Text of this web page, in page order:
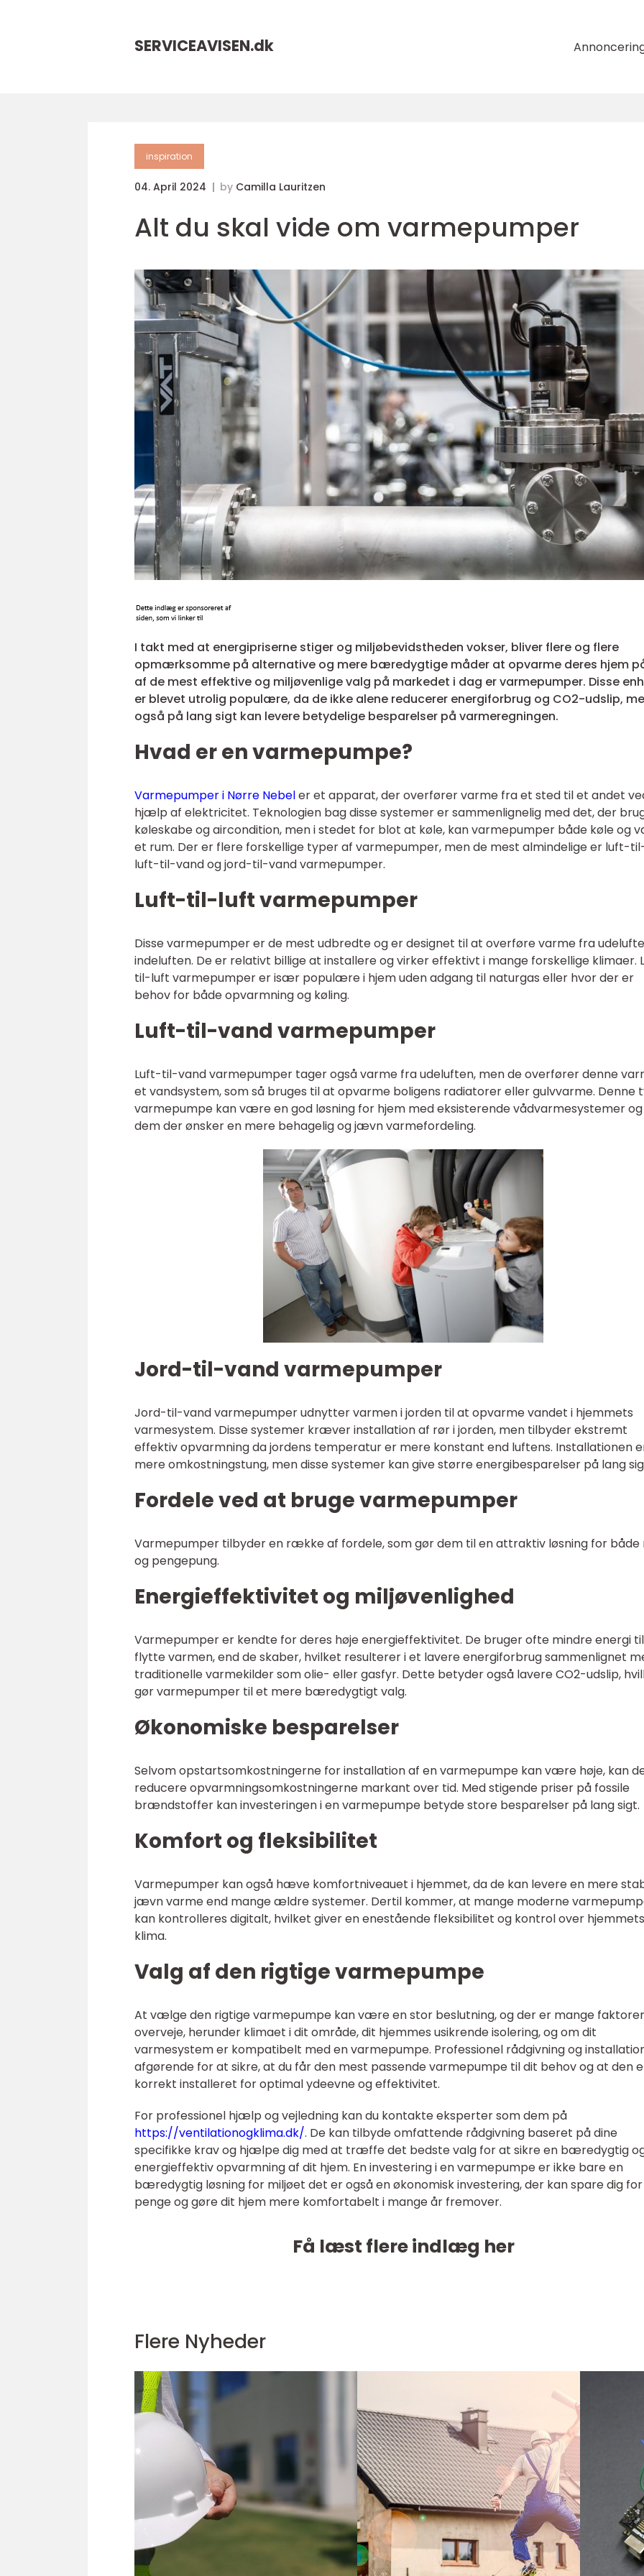
SERVICEAVISEN.dk
inspiration
04. April 2024 by Camilla Lauritzen
Alt du skal vide om varmepumper
I takt med at energipriserne stiger og miljøbevidstheden vokser, bliver flere og flere
opmærksomme på alternative og mere bæredygtige måder at opvarme deres hjem
af de mest effektive og miljøvenlige valg på markedet i dag er varmepumper. Disse
er blevet utrolig populære, da de ikke alene reducerer energiforbrug og CO2-udslip,
også på lang sigt kan levere betydelige besparelser på varmeregningen.
Hvad er en varmepumpe?
Varmepumper i Nørre Nebeler et apparat, der overfører varme fra et sted til et andet
hjælp af elektricitet. Teknologien bag disse systemer er sammenlignelig med det, der
køleskabe og aircondition, men i stedet for blot at køle, kan varmepumper både køle og
et rum. Der er flere forskellige typer af varmepumper, men de mest almindelige er luft-
luft-til-vand og jord-til-vand varmepumper.
Luft-til-luft varmepumper
Disse varmepumper er de mest udbredte og er designet til at overføre varme fra
indeluften. De er relativt billige at installere og virker effektivt i mange forskellige klimaer.
til-luft varmepumper er især populære i hjem uden adgang til naturgas eller hvor der er
behov for både opvarmning og køling.
Luft-til-vand varmepumper
Luft-til-vand varmepumper tager også varme fra udeluften, men de overfører denne
et vandsystem, som så bruges til at opvarme boligens radiatorer eller gulvvarme. Denne
varmepumpe kan være en god løsning for hjem med eksisterende vådvarmesystemer
dem der ønsker en mere behagelig og jævn varmefordeling.
Jord-til-vand varmepumper
Jord-til-vand varmepumper udnytter varmen i jorden til at opvarme vandet i hjemmets
varmesystem. Disse systemer kræver installation af rør i jorden, men tilbyder ekstremt
effektiv opvarmning da jordens temperatur er mere konstant end luftens. Installationen
mere omkostningstung, men disse systemer kan give større energibesparelser på lang
Fordele ved at bruge varmepumper
Varmepumper tilbyder en række af fordele, som gør dem til en attraktiv løsning for både
og pengepung.
Energieffektivitet og miljøvenlighed
Varmepumper er kendte for deres høje energieffektivitet. De bruger ofte mindre energi
flytte varmen, end de skaber, hvilket resulterer i et lavere energiforbrug sammenlignet
traditionelle varmekilder som olie- eller gasfyr. Dette betyder også lavere CO2-udslip,
gør varmepumper til et mere bæredygtigt valg.
Økonomiske besparelser
Selvom opstartsomkostningerne for installation af en varmepumpe kan være høje, kan
reducere opvarmningsomkostningerne markant over tid. Med stigende priser på fossile
brændstoffer kan investeringen i en varmepumpe betyde store besparelser på lang sigt.
Komfort og fleksibilitet
Varmepumper kan også hæve komfortniveauet i hjemmet, da de kan levere en mere
jævn varme end mange ældre systemer. Dertil kommer, at mange moderne
kan kontrolleres digitalt, hvilket giver en enestående fleksibilitet og kontrol over hjemmets
klima.
Valg af den rigtige varmepumpe
At vælge den rigtige varmepumpe kan være en stor beslutning, og der er mange
overveje, herunder klimaet i dit område, dit hjemmes usikrende isolering, og om dit
varmesystem er kompatibelt med en varmepumpe. Professionel rådgivning og
afgørende for at sikre, at du får den mest passende varmepumpe til dit behov og at den
korrekt installeret for optimal ydeevne og effektivitet.
For professionel hjælp og vejledning kan du kontakte eksperter som dem på
https://ventilationogklima.dk/. De kan tilbyde omfattende rådgivning baseret på dine
specifikke krav og hjælpe dig med at træffe det bedste valg for at sikre en bæredygtig
energieffektiv opvarmning af dit hjem. En investering i en varmepumpe er ikke bare en
bæredygtig løsning for miljøet det er også en økonomisk investering, der kan spare dig for
penge og gøre dit hjem mere komfortabelt i mange år fremover.
Få læst flere indlæg her
Flere Nyheder